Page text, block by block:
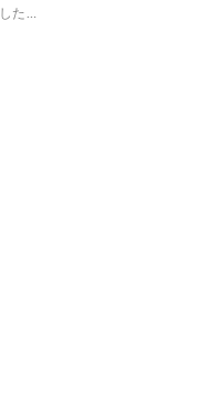
た…